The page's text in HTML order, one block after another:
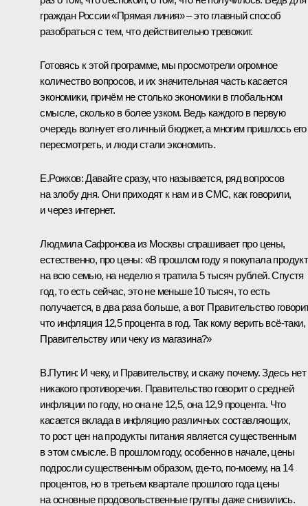
граждан России «Прямая линия» – это главный способ
разобраться с тем, что действительно тревожит.
Готовясь к этой программе, мы просмотрели огромное
количество вопросов, и их значительная часть касается
экономики, причём не столько экономики в глобальном
смысле, сколько в более узком. Ведь каждого в первую
очередь волнует его личный бюджет, а многим пришлось его
пересмотреть, и люди стали экономить.
Е.Рожков:Давайте сразу, что называется, ряд вопросов
на злобу дня. Они приходят к нам и в СМС, как говорили,
и через интернет.
Людмила Сафронова из Москвы спрашивает про цены,
естественно, про цены: «В прошлом году я покупала
на всю семью, на неделю я тратила 5 тысяч рублей. Спустя
год, то есть сейчас, это не меньше 10 тысяч, то есть
получается, в два раза больше, а вот Правительство
что инфляция 12,5 процента в год. Так кому верить всё‑таки,
Правительству или чеку из магазина?»
В.Путин: И чеку, и Правительству, и скажу почему. Здесь нет
никакого противоречия. Правительство говорит о средней
инфляции по году, но она не 12,5, она 12,9 процента. Что
касается вклада в инфляцию различных составляющих,
то рост цен на продукты питания является существенным
в этом смысле. В прошлом году, особенно в начале, цены
подросли существенным образом, где‑то, по‑моему, на 14
процентов, но в третьем квартале прошлого года цены
на основные продовольственные группы даже снизились.